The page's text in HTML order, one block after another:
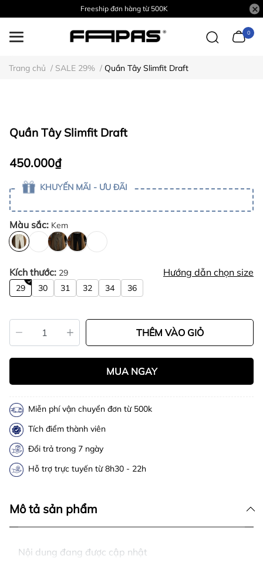
Freeship đơn hàng từ 500K
0
Trang chủ / SALE 29% / Quần Tây Slimfit Draft
Quần Tây Slimfit Draft
450.000₫
KHUYẾN MÃI - ƯU ĐÃI
Màu sắc: Kem
Kích thước: 29 Hướng dẫn chọn size
29 30 31 32 34 36
THÊM VÀO GIỎ
MUA NGAY
Miễn phí vận chuyển đơn từ 500k
Tích điểm thành viên
Đổi trả trong 7 ngày
Hỗ trợ trực tuyến từ 8h30 - 22h
Mô tả sản phẩm
Nội dung đang được cập nhật